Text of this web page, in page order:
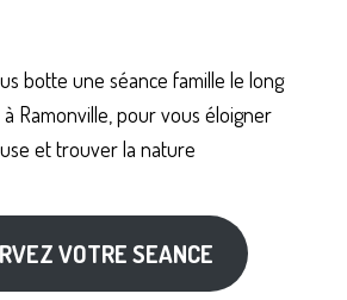
botte une séance famille le long
à Ramonville, pour vous éloigner
et trouver la nature
VOTRE SEANCE